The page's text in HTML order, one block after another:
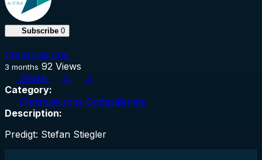
Subscribe 0
Christuskirche
3 months 92 Views
Share
0 0
Category:
Christuskirche Gottesdienste
Description:
Predigt: Stefan Stiegler